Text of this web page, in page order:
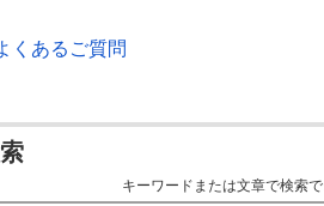
くあるご質問
キーワードまたは文章で検索